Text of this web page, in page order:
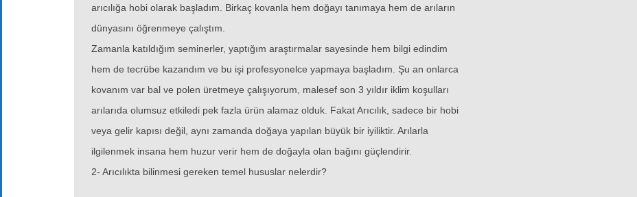
arıcılığa hobi olarak başladım. Birkaç kovanla hem doğayı tanımaya hem de arıların
dünyasını öğrenmeye çalıştım.
Zamanla katıldığım seminerler, yaptığım araştırmalar sayesinde hem bilgi edindim
hem de tecrübe kazandım ve bu işi profesyonelce yapmaya başladım. Şu an onlarca
kovanım var bal ve polen üretmeye çalışıyorum, malesef son 3 yıldır iklim koşulları
arılarıda olumsuz etkiledi pek fazla ürün alamaz olduk. Fakat Arıcılık, sadece bir hobi
veya gelir kapısı değil, aynı zamanda doğaya yapılan büyük bir iyiliktir. Arılarla
ilgilenmek insana hem huzur verir hem de doğayla olan bağını güçlendirir.
2- Arıcılıkta bilinmesi gereken temel hususlar nelerdir?